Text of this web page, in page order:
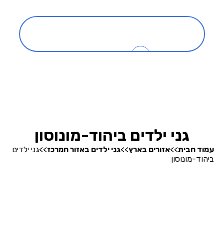
גני ילדים ביהוד-מונוסון
עמוד הבית>>אזורים בארץ>>גני ילדים באזור המרכז>>גני ילדים
ביהוד-מונוסון